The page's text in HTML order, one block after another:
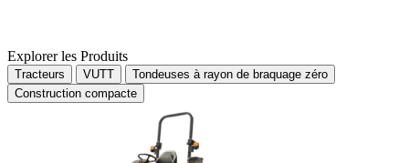
Explorer les Produits
Tracteurs VUTT
Tondeuses à rayon de braquage zéro
Construction compacte